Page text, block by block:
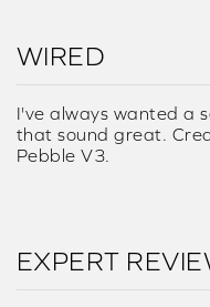
WIRED
I've always wanted a
that sound great.
Pebble V3.
EXPERT